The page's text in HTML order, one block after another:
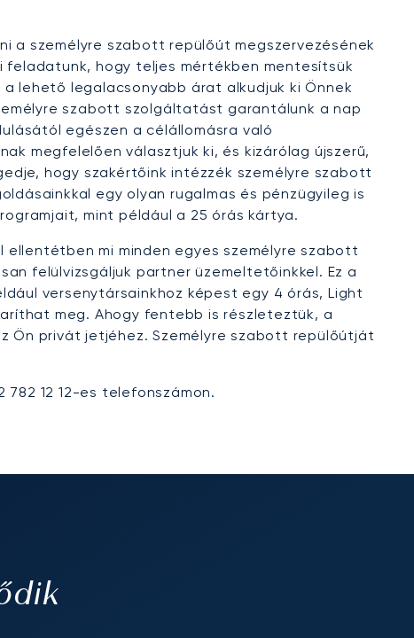
a személyre szabott repülőút megszervezésének
feladatunk, hogy teljes mértékben mentesítsük
lehető legalacsonyabb árat alkudjuk ki Önnek
szabott szolgáltatást garantálunk a nap
egészen a célállomásra való
megfelelően választjuk ki, és kizárólag újszerű,
hogy szakértőink intézzék személyre szabott
egy olyan rugalmas és pénzügyileg is
mint például a 25 órás kártya.
mi minden egyes személyre szabott
felülvizsgáljuk partner üzemeltetőinkkel. Ez a
versenytársainkhoz képest egy 4 órás, Light
meg. Ahogy fentebb is részleteztük, a
Ön privát jetjéhez. Személyre szabott repülőútját
12 12-es telefonszámon.